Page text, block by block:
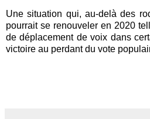
Une situation qui, au-delà des
pourrait se renouveler en 2020
de déplacement de voix dans
victoire au perdant du vote